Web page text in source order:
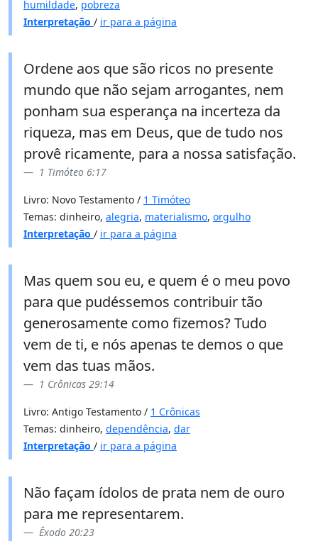
humildade, pobreza
Interpretação / ir para a página
Ordene aos que são ricos no presente
mundo que não sejam arrogantes, nem
ponham sua esperança na incerteza da
riqueza, mas em Deus, que de tudo nos
provê ricamente, para a nossa satisfação.
1 Timóteo 6:17
Livro: Novo Testamento / 1 Timóteo
Temas: dinheiro, alegria, materialismo, orgulho
Interpretação / ir para a página
Mas quem sou eu, e quem é o meu povo
para que pudéssemos contribuir tão
generosamente como fizemos? Tudo
vem de ti, e nós apenas te demos o que
vem das tuas mãos.
1 Crônicas 29:14
Livro: Antigo Testamento / 1 Crônicas
Temas: dinheiro, dependência, dar
Interpretação / ir para a página
Não façam ídolos de prata nem de ouro
para me representarem.
Êxodo 20:23